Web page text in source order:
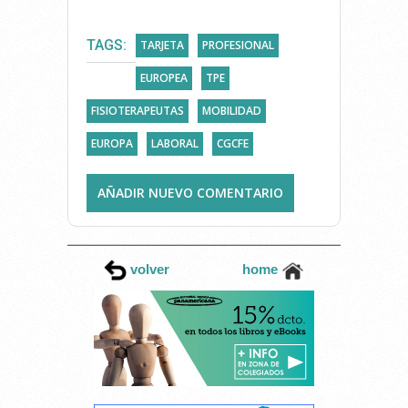
TAGS: TARJETA PROFESIONAL
EUROPEA TPE
FISIOTERAPEUTAS MOBILIDAD
EUROPA LABORAL CGCFE
AÑADIR NUEVO COMENTARIO
volver home